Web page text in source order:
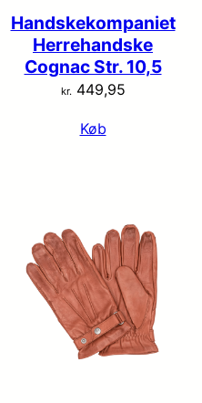
Handskekompaniet
Herrehandske
Cognac Str. 10,5
kr. 449,95
Køb